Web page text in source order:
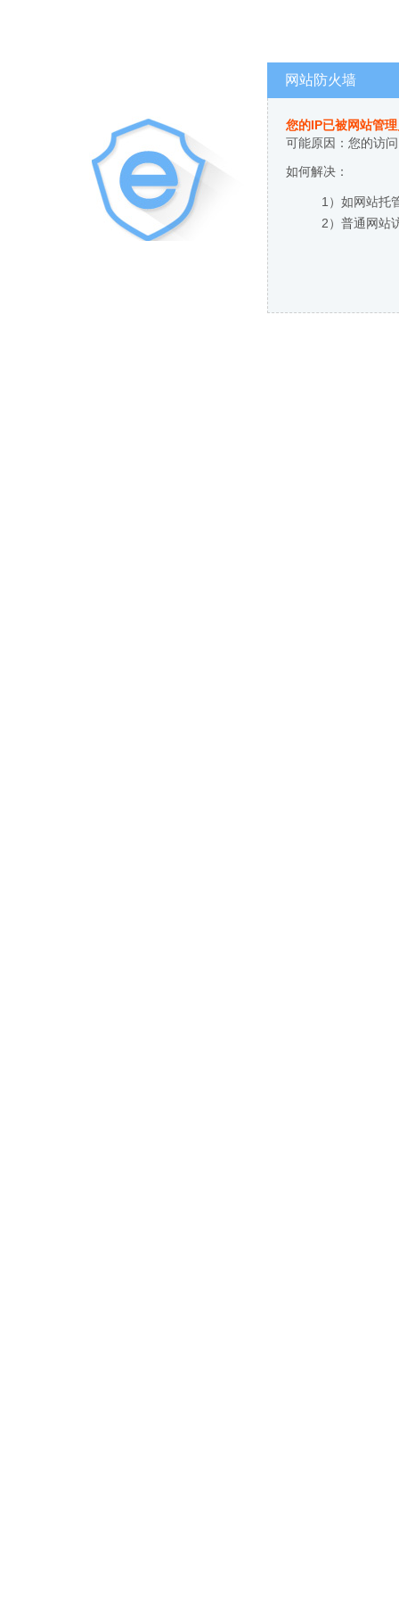
网站防火墙
您的IP已被网站管
可能原因：您的访
如何解决：
1）如网站托
2）普通网站